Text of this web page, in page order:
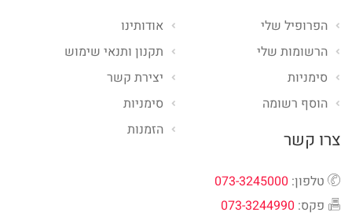
אודותינו
תקנון ותנאי שימוש
יצירת קשר
סימניות
הזמנות
הפרופיל שלי
הרשומות שלי
סימניות
הוסף רשומה
צרו קשר
טלפון: 073-3245000
פקס: 073-3244990